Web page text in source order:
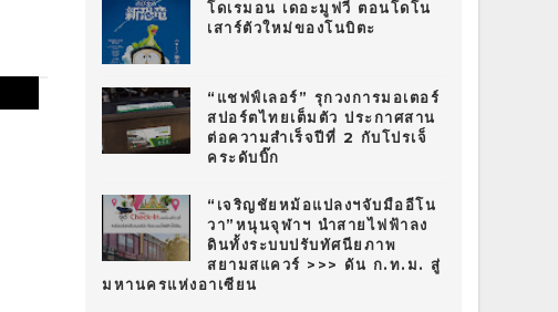
โดเรมอน เดอะมูฟวี่ ตอนโดโน
เสาร์ตัวใหม่ของโนบิตะ
“แชฟฟ์เลอร์” รุกวงการมอเตอร์
สปอร์ตไทยเต็มตัว ประกาศสาน
ต่อความสำเร็จปีที่ 2 กับโปรเจ็
คระดับบิ๊ก
“เจริญชัยหม้อแปลงฯจับมืออีโน
วา”หนุนจุฬาฯ นำสายไฟฟ้าลง
ดินทั้งระบบปรับทัศนียภาพ
สยามสแควร์ >>> ดัน ก.ท.ม. สู่
มหานครแห่งอาเซียน